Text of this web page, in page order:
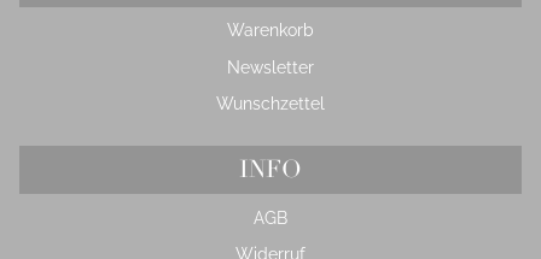
Warenkorb
Newsletter
Wunschzettel
INFO
AGB
Widerruf